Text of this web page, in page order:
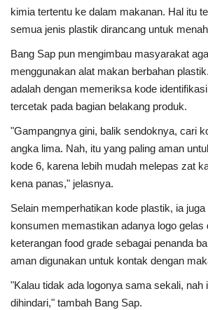
kimia tertentu ke dalam makanan. Hal itu
semua jenis plastik dirancang untuk
Bang Sap pun mengimbau masyarakat
menggunakan alat makan berbahan
adalah dengan memeriksa kode
tercetak pada bagian belakang produk.
"Gampangnya gini, balik sendoknya, cari
angka lima. Nah, itu yang paling aman
kode 6, karena lebih mudah melepas zat
kena panas," jelasnya.
Selain memperhatikan kode plastik, ia
konsumen memastikan adanya logo gelas
keterangan food grade sebagai penanda
aman digunakan untuk kontak dengan
"Kalau tidak ada logonya sama sekali, nah
dihindari," tambah Bang Sap.